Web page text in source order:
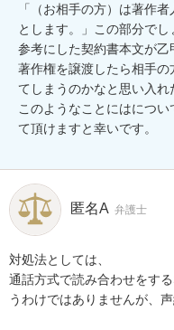
「（お相手の方）は著作
とします。」この部分でし
参考にした契約書本文が
著作権を譲渡したら相手
てしまうのかなと思い入れ
このようなことにはにつ
て頂けますと幸いです。
匿名A 弁護士
対処法としては、
通話方式で読み合わせをす
うわけではありませんが、